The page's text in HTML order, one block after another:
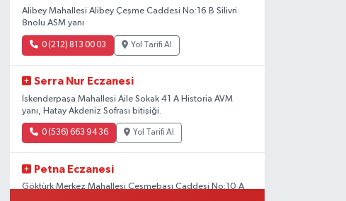
Alibey Mahallesi Alibey Çeşme Caddesi No:16 B Silivri
8nolu ASM yanı
0 (212) 813 00 03 Yol Tarifi Al
Serra Nur Eczanesi
İskenderpaşa Mahallesi Aile Sokak 41 A Historia AVM
yanı, Hatay Akdeniz Sofrası bitişiği.
0 (536) 663 94 36 Yol Tarifi Al
Petna Eczanesi
Göktürk Merkez Mahallesi Çeşmebaşı Caddesi No:10 A